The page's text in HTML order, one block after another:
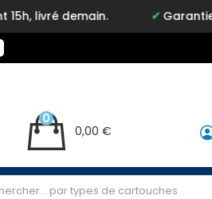
Garantie à vie sur
0,00 €
0